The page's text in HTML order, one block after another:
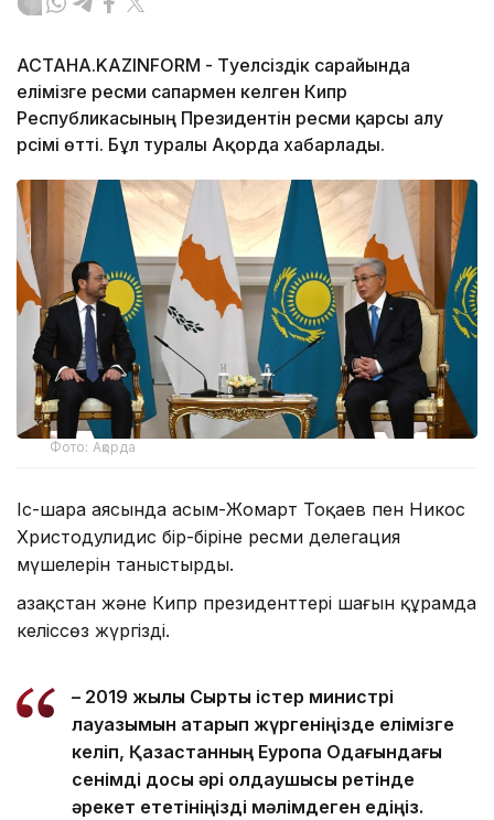
АСТАНА.KAZINFORM - Тәуелсіздік сарайында
елімізге ресми сапармен келген Кипр
Республикасының Президентін ресми қарсы алу
рәсімі өтті. Бұл туралы Ақорда хабарлады.
Фото: Ақорда
Іс-шара аясында Қасым-Жомарт Тоқаев пен Никос
Христодулидис бір-біріне ресми делегация
мүшелерін таныстырды.
Қазақстан және Кипр президенттері шағын құрамда
келіссөз жүргізді.
– 2019 жылы Сыртқы істер министрі
лауазымын атқарып жүргеніңізде елімізге
келіп, Қазақстанның Еуропа Одағындағы
сенімді досы әрі қолдаушысы ретінде
әрекет ететініңізді мәлімдеген едіңіз.